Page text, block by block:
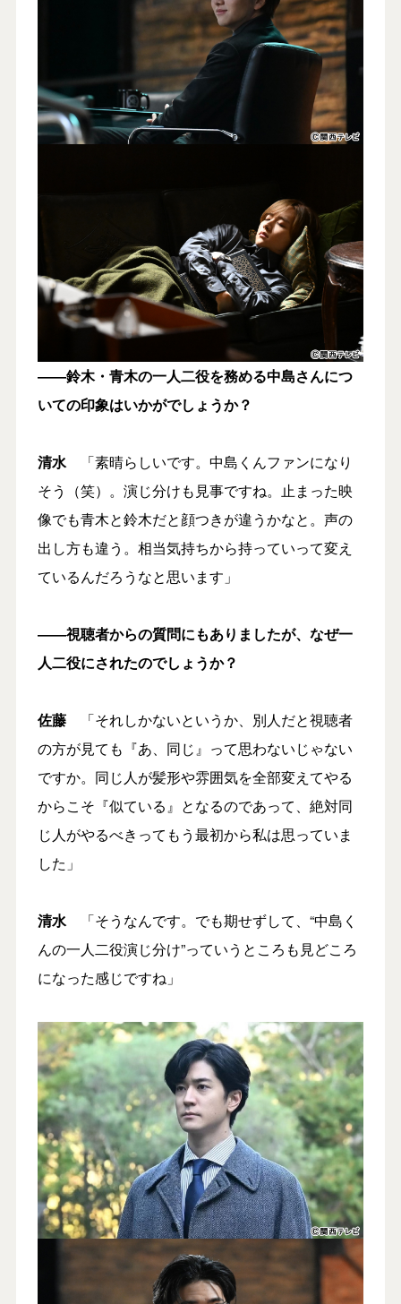
――鈴木・青木の一人二役を務める中島さんにつ
いての印象はいかがでしょうか？
清水「素晴らしいです。中島くんファンになり
そう（笑）。演じ分けも見事ですね。止まった映
像でも青木と鈴木だと顔つきが違うかなと。声の
出し方も違う。相当気持ちから持っていって変え
ているんだろうなと思います」
――視聴者からの質問にもありましたが、なぜ一
人二役にされたのでしょうか？
佐藤「それしかないというか、別人だと視聴者
の方が見ても『あ、同じ』って思わないじゃない
ですか。同じ人が髪形や雰囲気を全部変えてやる
からこそ『似ている』となるのであって、絶対同
じ人がやるべきってもう最初から私は思っていま
した」
清水「そうなんです。でも期せずして、“中島く
んの一人二役演じ分け”っていうところも見どころ
になった感じですね」